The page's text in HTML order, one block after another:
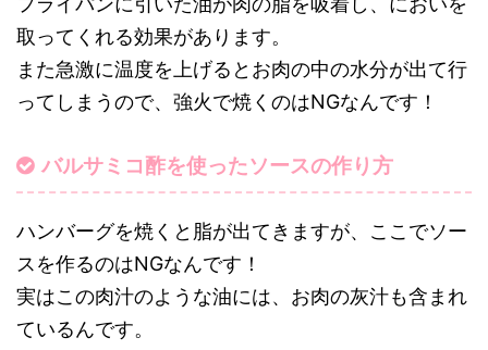
取ってくれる効果があります。
また急激に温度を上げるとお肉の中の水分が出て行
ってしまうので、強火で焼くのはNGなんです！
バルサミコ酢を使ったソースの作り方
ハンバーグを焼くと脂が出てきますが、ここでソー
スを作るのはNGなんです！
実はこの肉汁のような油には、お肉の灰汁も含まれ
ているんです。